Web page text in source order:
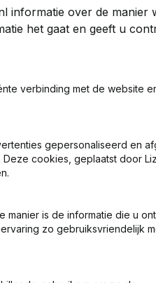
88,13%
informatie over de manier
het gaat en geeft u
verbinding met de website
gepersonaliseerd en
cookies, geplaatst door
is de informatie die u
zo gebruiksvriendelijk